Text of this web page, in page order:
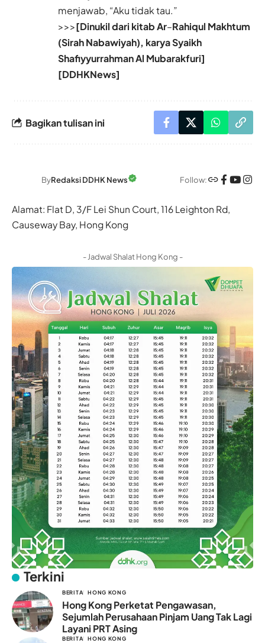
menjawab, “Aku tidak tau.”
>>>[Dinukil dari kitab Ar–Rahiqul Makhtum
(Sirah Nabawiyah), karya Syaikh
Shafiyyurrahman Al Mubarakfuri]
[DDHKNews]
Bagikan tulisan ini
ByRedaksi DDHK News Follow:
Alamat: Flat D, 3/F Lei Shun Court, 116 Leighton Rd,
Causeway Bay, Hong Kong
- Jadwal Shalat Hong Kong -
Terkini
BERITA HONG KONG
Hong Kong Perketat Pengawasan,
Sejumlah Perusahaan Pinjam Uang Tak Lagi
Layani PRT Asing
BERITA HONG KONG